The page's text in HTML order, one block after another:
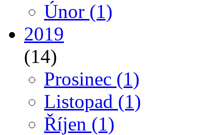
Únor (1)
2019
(14)
Prosinec (1)
Listopad (1)
Říjen (1)